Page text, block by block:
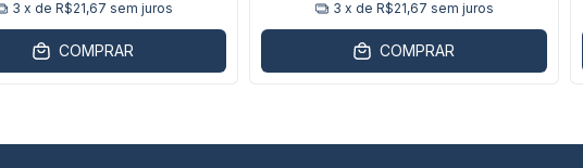
3 x de R$21,67 sem juros
COMPRAR
3 x de R$21,67 sem juros
COMPRAR